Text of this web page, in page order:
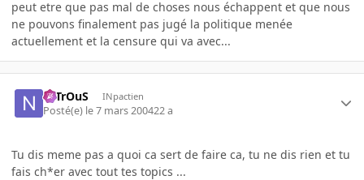
peut etre que pas mal de choses nous échappent et que nous
ne pouvons finalement pas jugé la politique menée
actuellement et la censure qui va avec...
NiTrOuS INpactien
Posté(e) le 7 mars 200422 a
Tu dis meme pas a quoi ca sert de faire ca, tu ne dis rien et tu
fais ch*er avec tout tes topics ...